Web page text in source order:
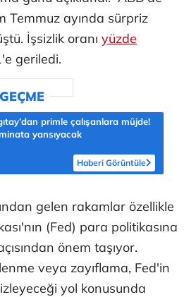
Temmuz ayında sürpriz
İşsizlik oranı yüzde
geriledi.
primle çalışanlara müjde!
yansıyacak
Haberi Görüntüle
gelen rakamlar özellikle
(Fed) para politikasına
önem taşıyor.
veya zayıflama, Fed'in
yol konusunda